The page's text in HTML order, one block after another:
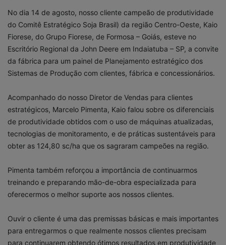
No dia 14 de agosto, nosso cliente campeão de produtividade
do Comitê Estratégico Soja Brasil) da região Centro-Oeste, Kaio
Fiorese, do Grupo Fiorese, de Formosa – Goiás, esteve no
Escritório Regional da John Deere em Indaiatuba – SP, a convite
da fábrica para um painel de Planejamento estratégico dos
Sistemas de Produção com clientes, fábrica e concessionários.
Acompanhado do nosso Diretor de Vendas para clientes
estratégicos, Marcelo Pimenta, Kaio falou sobre os diferenciais
de produtividade obtidos com o uso de máquinas atualizadas,
tecnologias de monitoramento, e de práticas sustentáveis para
obter as 124,80 sc/ha que os sagraram campeões na região.
Pimenta também reforçou a importância de continuarmos
treinando e preparando mão-de-obra especializada para
oferecermos o melhor suporte aos nossos clientes.
Ouvir o cliente é uma das premissas básicas e mais importantes
para entregarmos o que realmente nossos clientes precisam
para continuarem obtendo ótimos resultados em produtividade